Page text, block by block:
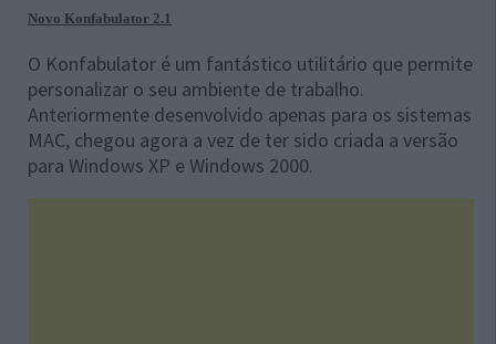
Novo Konfabulator 2.1
O Konfabulator é um fantástico utilitário que permite
personalizar o seu ambiente de trabalho.
Anteriormente desenvolvido apenas para os sistemas
MAC, chegou agora a vez de ter sido criada a versão
para Windows XP e Windows 2000.